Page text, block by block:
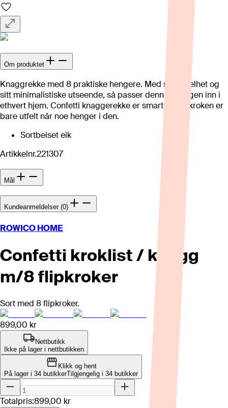
Om produktet
Knaggrekke med 8 praktiske hengere. Med sin enkelhet og
sitt minimalistiske utseende, så passer denne knaggen inn i
ethvert hjem. Confetti knaggerekke er smart slik at kroken er
bare utfelt når noe henger i den.
Sortbeiset eik
Artikkelnr.221307
Mål
Kundeanmeldelser (0)
ROWICO HOME
Confetti kroklist / knagg
m/8 flipkroker
Sort med 8 flipkroker.
899,00 kr
Nettbutikk
Ikke på lager i nettbutikken
Klikk og hent
På lager i 34 butikkerTilgjengelig i 34 butikker
Totalpris:899,00 kr